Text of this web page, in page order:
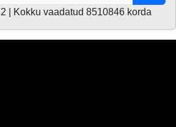
| Kokku vaadatud 8510846 korda